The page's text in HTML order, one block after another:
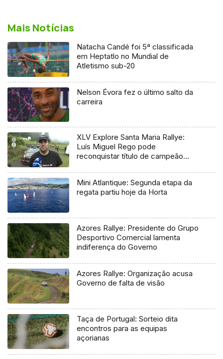
Mais Notícias
Natacha Candé foi 5ª classificada
em Heptatlo no Mundial de
Atletismo sub-20
Nelson Évora fez o último salto da
carreira
XLV Explore Santa Maria Rallye:
Luís Miguel Rego pode
reconquistar título de campeão
Mini Atlantique: Segunda etapa da
regata partiu hoje da Horta
Azores Rallye: Presidente do Grupo
Desportivo Comercial lamenta
indiferença do Governo
Azores Rallye: Organização acusa
Governo de falta de visão
Taça de Portugal: Sorteio dita
encontros para as equipas
açorianas